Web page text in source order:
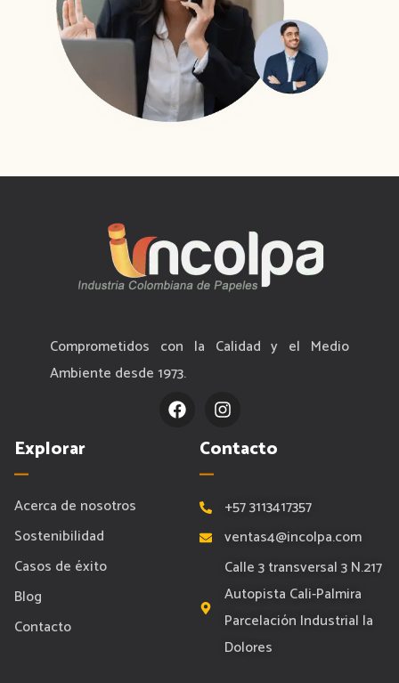
Comprometidos con la Calidad y el Medio
Ambiente desde 1973.
F
a
I
n
t
r
m
Explorar
Acerca de nosotros
Sostenibilidad
Casos de éxito
Blog
Contacto
Contacto
+57 3113417357
ventas4@incolpa.com
Calle 3 transversal 3 N.217
Autopista Cali-Palmira
Parcelación Industrial la
Dolores